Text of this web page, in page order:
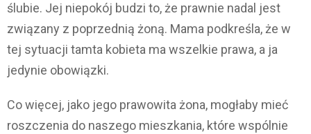
ślubie. Jej niepokój budzi to, że prawnie nadal jest
związany z poprzednią żoną. Mama podkreśla, że w
tej sytuacji tamta kobieta ma wszelkie prawa, a ja
jedynie obowiązki.
Co więcej, jako jego prawowita żona, mogłaby mieć
roszczenia do naszego mieszkania, które wspólnie